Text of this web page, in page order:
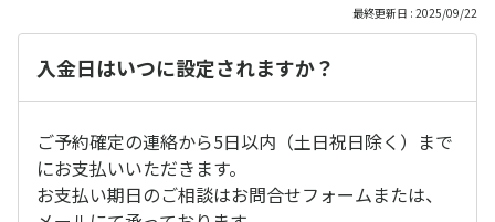
最終更新日 : 2025/09/22
入金日はいつに設定されますか？
ご予約確定の連絡から5日以内（土日祝日除く）まで
にお支払いいただきます。
お支払い期日のご相談はお問合せフォームまたは、